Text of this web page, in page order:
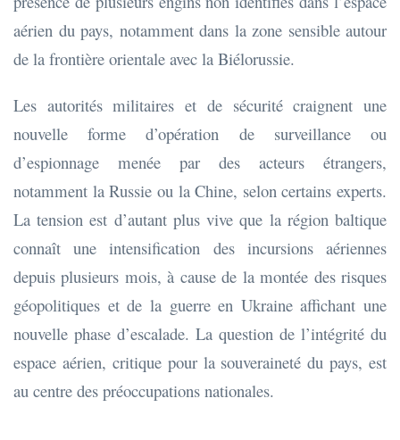
aérien du pays, notamment dans la zone sensible autour
de la frontière orientale avec la Biélorussie.
Les autorités militaires et de sécurité craignent une
nouvelle forme d’opération de surveillance ou
d’espionnage menée par des acteurs étrangers,
notamment la Russie ou la Chine, selon certains experts.
La tension est d’autant plus vive que la région baltique
connaît une intensification des incursions aériennes
depuis plusieurs mois, à cause de la montée des risques
géopolitiques et de la guerre en Ukraine affichant une
nouvelle phase d’escalade. La question de l’intégrité du
espace aérien, critique pour la souveraineté du pays, est
au centre des préoccupations nationales.